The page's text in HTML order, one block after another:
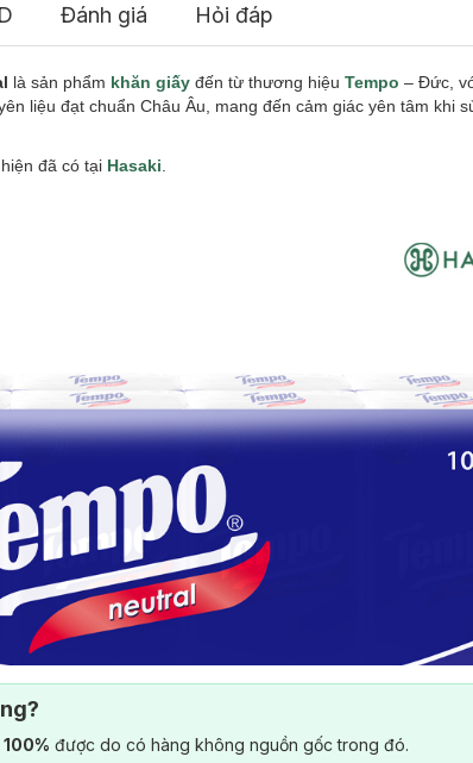
Đánh giá Hỏi đáp
là sản phẩm khăn giấy đến từ thương hiệu Tempo – Đức,
liệu đạt chuẩn Châu Âu, mang đến cảm giác yên tâm khi
hiện đã có tại Hasaki
được do có hàng không nguồn gốc trong đó.